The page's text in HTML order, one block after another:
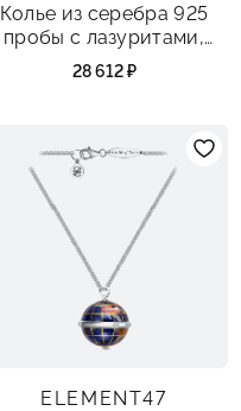
Колье из серебра 925
пробы с лазуритами,
перламутром, агатом и
фианитами
28 612 ₽
ELEMENT47